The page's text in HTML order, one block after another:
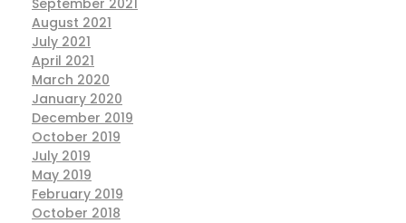
August 2021
July 2021
April 2021
March 2020
January 2020
December 2019
October 2019
July 2019
May 2019
February 2019
October 2018